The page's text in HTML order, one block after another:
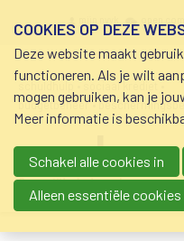
schuldhulp • sociaal krediet •
budgetbeheer •
Main navigation
COOKIES OP DEZE
Deze website maakt
functioneren. Als je wilt
mogen gebruiken, kan je
Meer informatie is
Schakel alle cookies in
Alleen essentiële cookies